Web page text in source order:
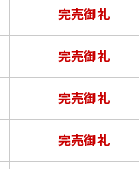
完売御礼
完売御礼
完売御礼
完売御礼